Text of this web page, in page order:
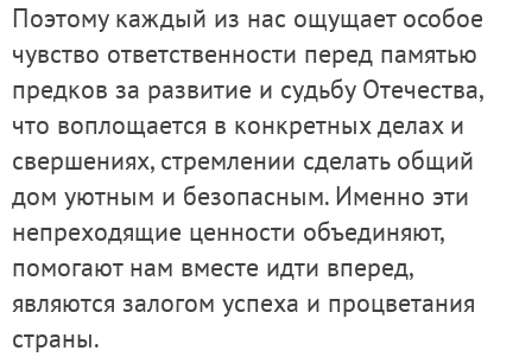
Поэтому каждый из нас ощущает особое
чувство ответственности перед памятью
предков за развитие и судьбу Отечества,
что воплощается в конкретных делах и
свершениях, стремлении сделать общий
дом уютным и безопасным. Именно эти
непреходящие ценности объединяют,
помогают нам вместе идти вперед,
являются залогом успеха и процветания
страны.